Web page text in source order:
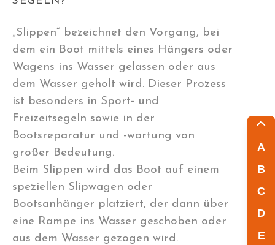
A
B
C
D
E
„Slippen“ bezeichnet den Vorgang, bei
dem ein Boot mittels eines Hängers oder
Wagens ins Wasser gelassen oder aus
dem Wasser geholt wird. Dieser Prozess
ist besonders in Sport- und
Freizeitsegeln sowie in der
Bootsreparatur und -wartung von
großer Bedeutung.
Beim Slippen wird das Boot auf einem
speziellen Slipwagen oder
Bootsanhänger platziert, der dann über
eine Rampe ins Wasser geschoben oder
aus dem Wasser gezogen wird.